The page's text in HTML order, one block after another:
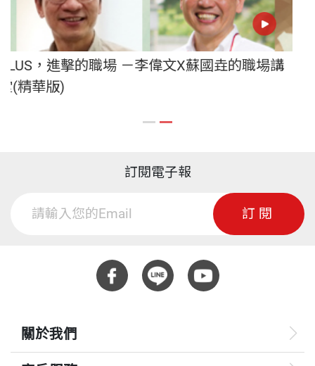
偉文X蘇國垚的職場講
PLUS，進擊的職場 －
訂閱電子報
訂閱
關於我們